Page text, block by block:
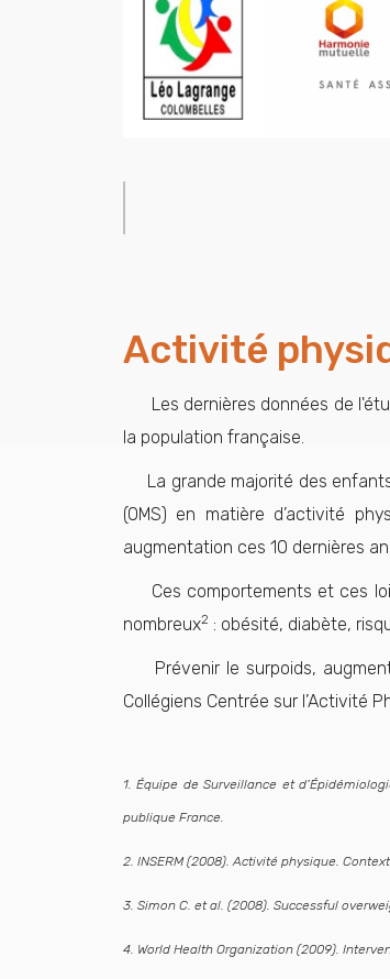
Activité
Les dernières données de
la population française.
La grande majorité des enfants
(OMS) en matière d’activité
augmentation ces 10 dernières
Ces comportements et ces
nombreux2 : obésité, diabète,
Prévenir le surpoids,
Collégiens Centrée sur l’Activité
1. Équipe de Surveillance et
publique France.
2. INSERM (2008). Activité physique.
3. Simon C. et al. (2008). Successful
4. World Health Organization (2009).